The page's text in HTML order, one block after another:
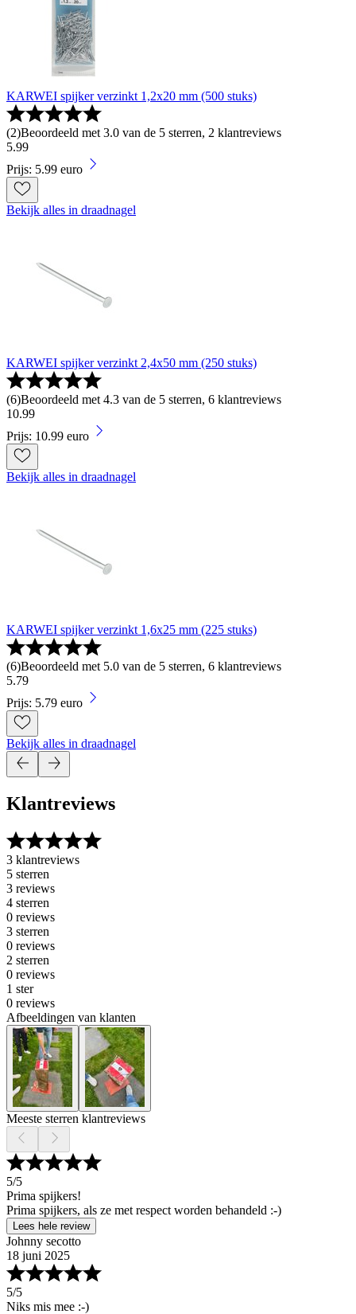
KARWEI spijker verzinkt 1,2x20 mm (500 stuks)
(2)Beoordeeld met 3.0 van de 5 sterren, 2 klantreviews
5.99
Prijs: 5.99 euro
Bekijk alles in draadnagel
KARWEI spijker verzinkt 2,4x50 mm (250 stuks)
(6)Beoordeeld met 4.3 van de 5 sterren, 6 klantreviews
10.99
Prijs: 10.99 euro
Bekijk alles in draadnagel
KARWEI spijker verzinkt 1,6x25 mm (225 stuks)
(6)Beoordeeld met 5.0 van de 5 sterren, 6 klantreviews
5.79
Prijs: 5.79 euro
Bekijk alles in draadnagel
Klantreviews
3 klantreviews
5 sterren
3 reviews
4 sterren
0 reviews
3 sterren
0 reviews
2 sterren
0 reviews
1 ster
0 reviews
Afbeeldingen van klanten
Meeste sterren klantreviews
5/5
Prima spijkers!
Prima spijkers, als ze met respect worden behandeld :-)
Lees hele review
Johnny secotto
18 juni 2025
5/5
Niks mis mee :-)